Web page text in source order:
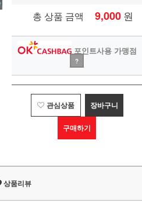
총 상품 금액 9,000 원
포인트사용 가맹점
?
관심상품 장바구니
구매하기
상품리뷰